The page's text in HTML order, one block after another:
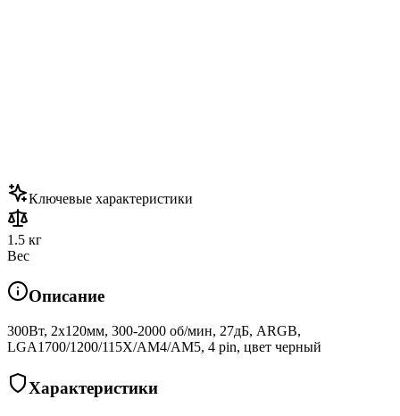
Ключевые характеристики
1.5 кг
Вес
Описание
300Вт, 2x120мм, 300-2000 об/мин, 27дБ, ARGB,
LGA1700/1200/115X/AM4/AM5, 4 pin, цвет черный
Характеристики